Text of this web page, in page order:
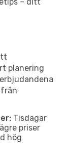
planering
Tisdagar
priser
hög